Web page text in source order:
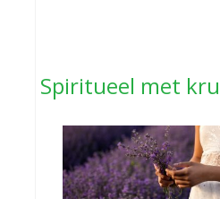
Spiritueel met